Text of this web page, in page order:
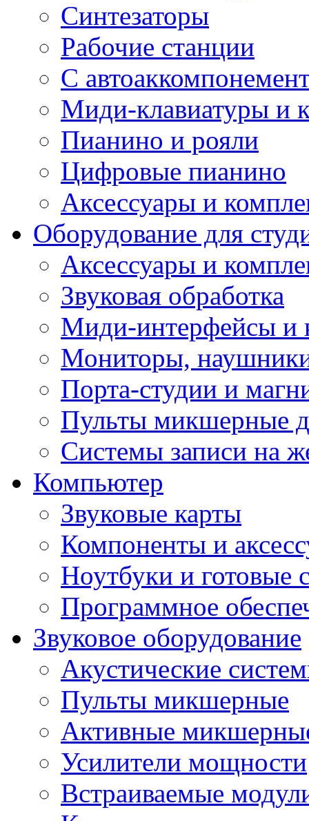
Синтезаторы
Рабочие станции
С
Миди-клавиатуры и
Пианино и рояли
Цифровые пианино
Аксессуары и
Оборудование для
Аксессуары и
Звуковая обработка
Миди-интерфейсы и
Мониторы,
Порта-студии и
Пульты микшерные
Системы записи на
Компьютер
Звуковые карты
Компоненты и
Ноутбуки и готовые
Программное
Звуковое оборудование
Акустические
Пульты микшерные
Активные
Усилители мощности
Встраиваемые